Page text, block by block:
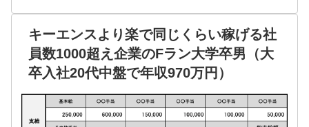
キーエンスより楽で同じくらい稼げる社
員数1000超え企業のFラン大学卒男（大
卒入社20代中盤で年収970万円）